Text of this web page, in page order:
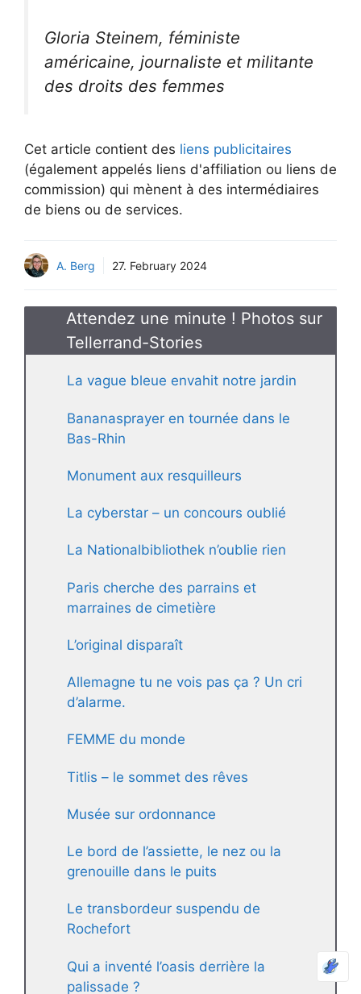
Gloria Steinem, féministe
américaine, journaliste et militante
des droits des femmes
Cet article contient des liens publicitaires
(également appelés liens d'affiliation ou liens de
commission) qui mènent à des intermédiaires
de biens ou de services.
A. Berg 27. February 2024
Attendez une minute ! Photos sur
Tellerrand-Stories
La vague bleue envahit notre jardin
Bananasprayer en tournée dans le
Bas-Rhin
Monument aux resquilleurs
La cyberstar – un concours oublié
La Nationalbibliothek n’oublie rien
Paris cherche des parrains et
marraines de cimetière
L’original disparaît
Allemagne tu ne vois pas ça ? Un cri
d’alarme.
FEMME du monde
Titlis – le sommet des rêves
Musée sur ordonnance
Le bord de l’assiette, le nez ou la
grenouille dans le puits
Le transbordeur suspendu de
Rochefort
Qui a inventé l’oasis derrière la
palissade ?